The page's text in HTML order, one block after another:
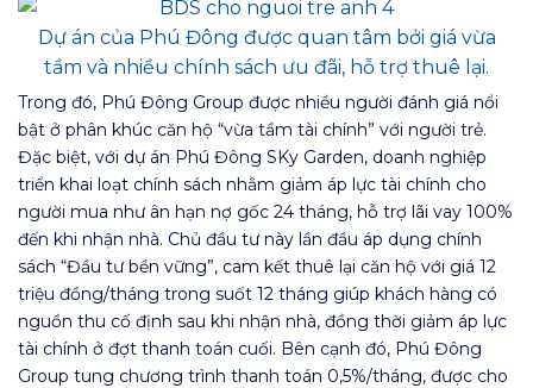
Dự án của Phú Đông được quan tâm bởi giá vừa
tầm và nhiều chính sách ưu đãi, hỗ trợ thuê lại.
Trong đó, Phú Đông Group được nhiều người đánh giá nổi
bật ở phân khúc căn hộ “vừa tầm tài chính” với người trẻ.
Đặc biệt, với dự án Phú Đông SKy Garden, doanh nghiệp
triển khai loạt chính sách nhằm giảm áp lực tài chính cho
người mua như ân hạn nợ gốc 24 tháng, hỗ trợ lãi vay 100%
đến khi nhận nhà. Chủ đầu tư này lần đầu áp dụng chính
sách “Đầu tư bền vững”, cam kết thuê lại căn hộ với giá 12
triệu đồng/tháng trong suốt 12 tháng giúp khách hàng có
nguồn thu cố định sau khi nhận nhà, đồng thời giảm áp lực
tài chính ở đợt thanh toán cuối. Bên cạnh đó, Phú Đông
Group tung chương trình thanh toán 0,5%/tháng, được cho